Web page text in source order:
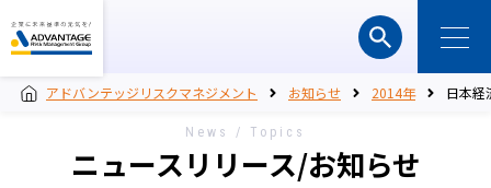
アドバンテッジリスクマネジメント お知らせ 2014年 日本経
News / Topics
ニュースリリース/お知らせ